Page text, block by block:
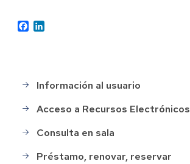
Facebook
Menu
Información al usuario
Acceso a Recursos Electrónicos
Consulta en sala
Préstamo, renovar, reservar